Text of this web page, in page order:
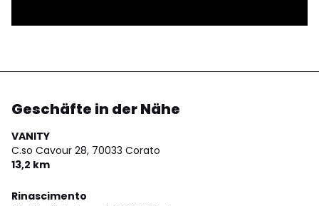
Geschäfte in der Nähe
VANITY
C.so Cavour 28, 70033 Corato
13,2 km
Rinascimento